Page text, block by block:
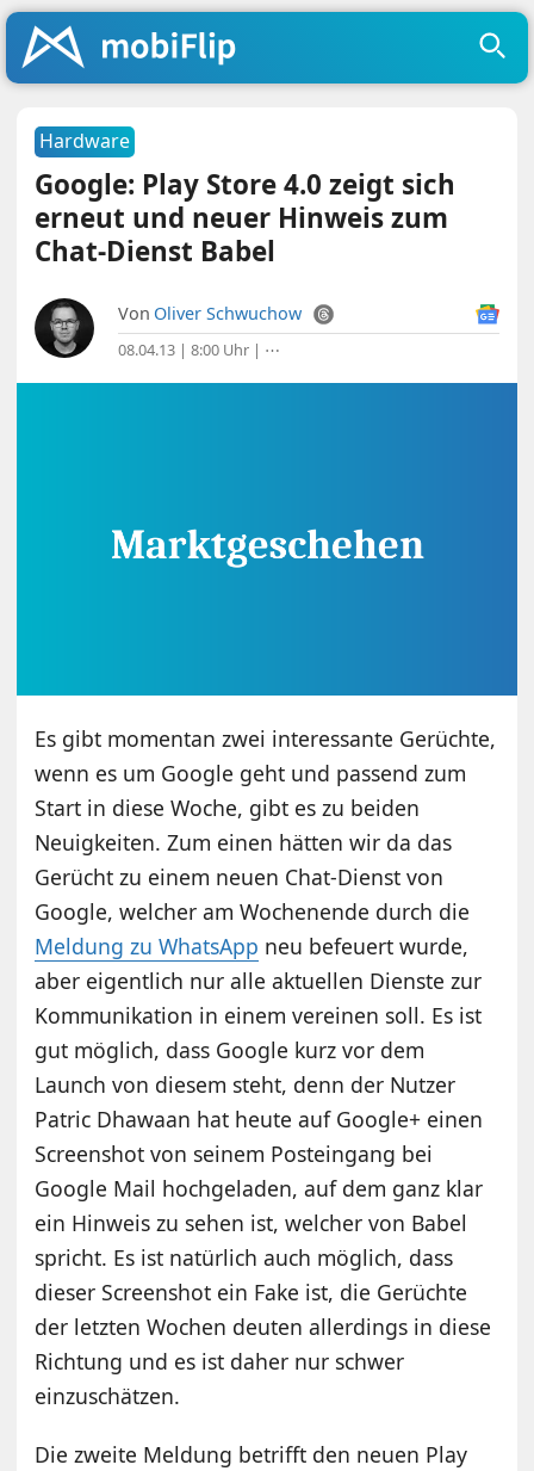
Hardware
Google: Play Store 4.0 zeigt sich
erneut und neuer Hinweis zum
Chat-Dienst Babel
Von Oliver Schwuchow
08.04.13 | 8:00 Uhr | ⋯
Es gibt momentan zwei interessante Gerüchte,
wenn es um Google geht und passend zum
Start in diese Woche, gibt es zu beiden
Neuigkeiten. Zum einen hätten wir da das
Gerücht zu einem neuen Chat-Dienst von
Google, welcher am Wochenende durch die
Meldung zu WhatsApp neu befeuert wurde,
aber eigentlich nur alle aktuellen Dienste zur
Kommunikation in einem vereinen soll. Es ist
gut möglich, dass Google kurz vor dem
Launch von diesem steht, denn der Nutzer
Patric Dhawaan hat heute auf Google+ einen
Screenshot von seinem Posteingang bei
Google Mail hochgeladen, auf dem ganz klar
ein Hinweis zu sehen ist, welcher von Babel
spricht. Es ist natürlich auch möglich, dass
dieser Screenshot ein Fake ist, die Gerüchte
der letzten Wochen deuten allerdings in diese
Richtung und es ist daher nur schwer
einzuschätzen.
Die zweite Meldung betrifft den neuen Play